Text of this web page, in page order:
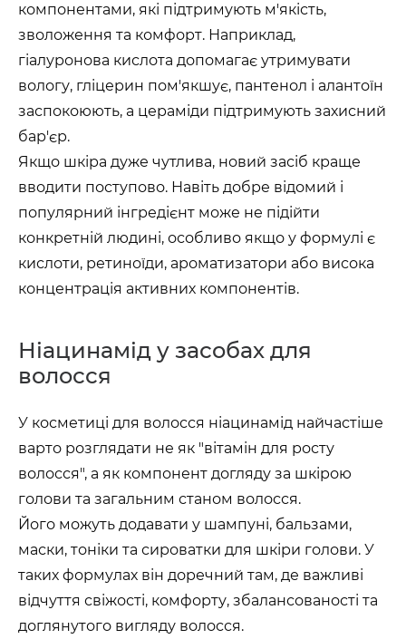
компонентами, які підтримують м'якість,
зволоження та комфорт. Наприклад,
гіалуронова кислота допомагає утримувати
вологу, гліцерин пом'якшує, пантенол і алантоїн
заспокоюють, а цераміди підтримують захисний
бар'єр.
Якщо шкіра дуже чутлива, новий засіб краще
вводити поступово. Навіть добре відомий і
популярний інгредієнт може не підійти
конкретній людині, особливо якщо у формулі є
кислоти, ретиноїди, ароматизатори або висока
концентрація активних компонентів.
Ніацинамід у засобах для
волосся
У косметиці для волосся ніацинамід найчастіше
варто розглядати не як "вітамін для росту
волосся", а як компонент догляду за шкірою
голови та загальним станом волосся.
Його можуть додавати у шампуні, бальзами,
маски, тоніки та сироватки для шкіри голови. У
таких формулах він доречний там, де важливі
відчуття свіжості, комфорту, збалансованості та
доглянутого вигляду волосся.